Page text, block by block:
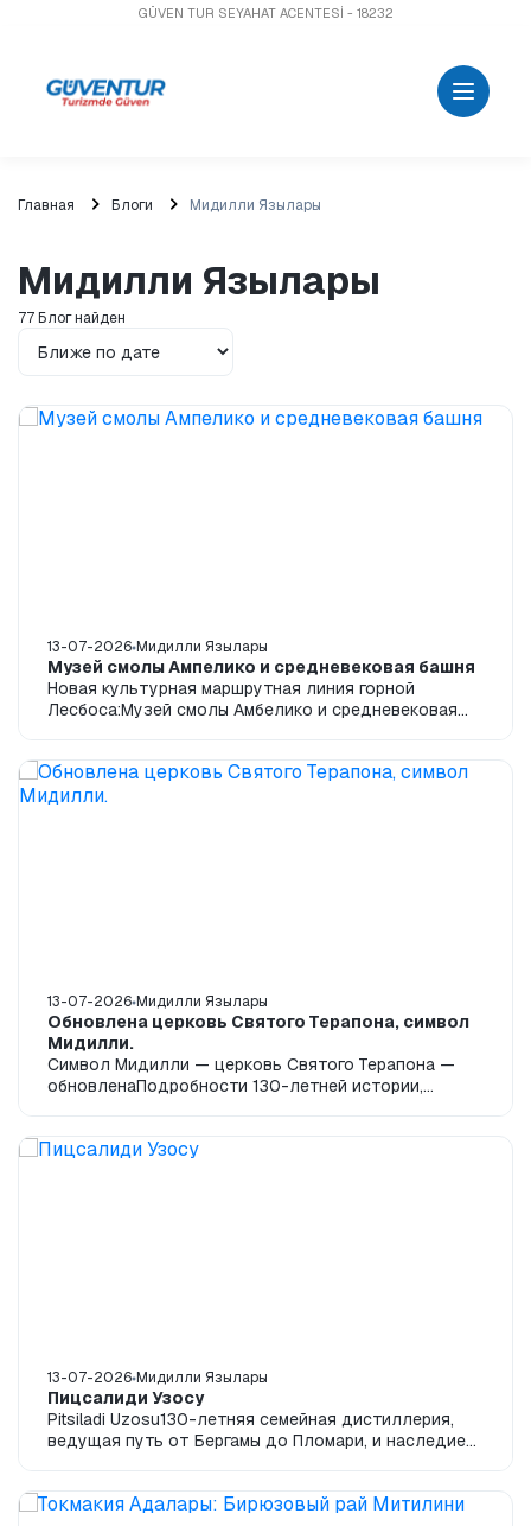
GÜVEN TUR SEYAHAT ACENTESİ - 18232
Главная Блоги Мидилли Язылары
Мидилли Язылары
77 Блог найден
13-07-2026 Мидилли Язылары
Музей смолы Ампелико и средневековая башня
Новая культурная маршрутная линия горной
Лесбоса:Музей смолы Амбелико и средневековая
13-07-2026 Мидилли Язылары
Обновлена церковь Святого Терапона, символ
Мидилли.
Символ Мидилли — церковь Святого Терапона —
обновленаПодробности 130-летней истории,
13-07-2026 Мидилли Язылары
Пицсалиди Узосу
Pitsiladi Uzosu130-летняя семейная дистиллерия,
ведущая путь от Бергамы до Пломари, и наследие